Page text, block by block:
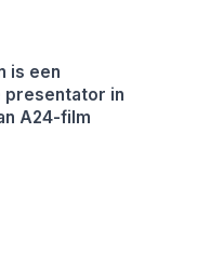
is een
presentator in
A24-film